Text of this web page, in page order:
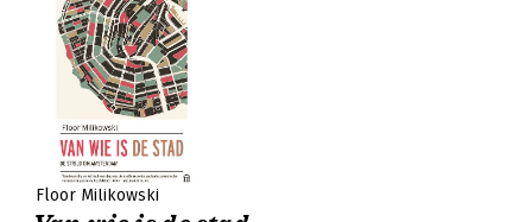
Floor Milikowski